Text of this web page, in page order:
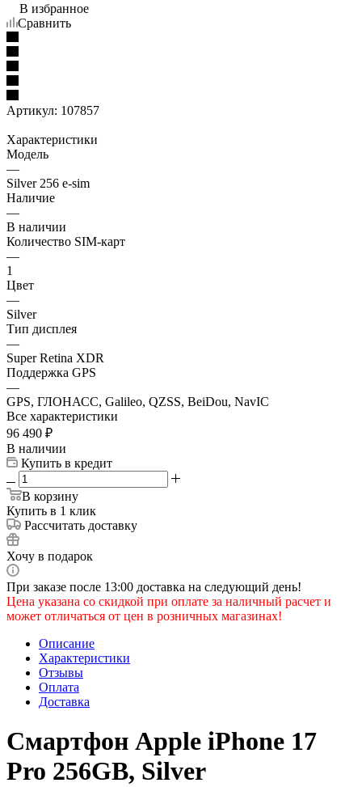
В избранное
Сравнить
Артикул: 107857
Характеристики
Модель
—
Silver 256 e-sim
Наличие
—
В наличии
Количество SIM-карт
—
1
Цвет
—
Silver
Тип дисплея
—
Super Retina XDR
Поддержка GPS
—
GPS, ГЛОНАСС, Galileo, QZSS, BeiDou, NavIC
Все характеристики
96 490 ₽
В наличии
Купить в кредит
В корзину
Купить в 1 клик
Рассчитать доставку
Хочу в подарок
При заказе после 13:00 доставка на следующий день!
Цена указана со скидкой при оплате за наличный расчет и
может отличаться от цен в розничных магазинах!
Описание
Характеристики
Отзывы
Оплата
Доставка
Смартфон Apple iPhone 17
Pro 256GB, Silver